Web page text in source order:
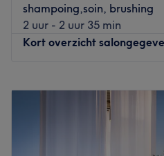
Nos coups de cœur :
L’atmosphère : le salon offre
cocooning.
shampoing,soin, brushing
2 uur - 2 uur 35 min
Kort overzicht